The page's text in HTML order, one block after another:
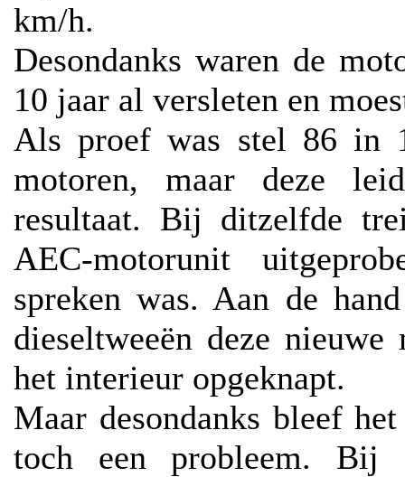
km/h.
Desondanks waren de
10 jaar al versleten en
Als proef was stel 86 in
motoren, maar deze
resultaat. Bij ditzelfde
AEC-motorunit
spreken was. Aan de
dieseltweeën deze
het interieur opgeknapt.
Maar desondanks bleef
toch een probleem.